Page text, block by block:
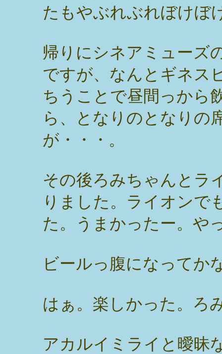
たもやぶれぶれぼけぼ
帰りにシネアミューズ
ですが、なんとギネス
ちうことで昼間っから
ら、となりのとなりの
が・・・。
その後ろみちゃんとラ
りました。ライオンで
た。うまかったー。や
ビールっ腹になってか
はぁ。楽しかった。ろ
アカルイミライと曖昧